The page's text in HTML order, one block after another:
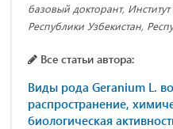
базовый докторант,
Республики Узбекистан,
Все статьи автора:
Виды рода Geranium L.
распространение,
биологическая